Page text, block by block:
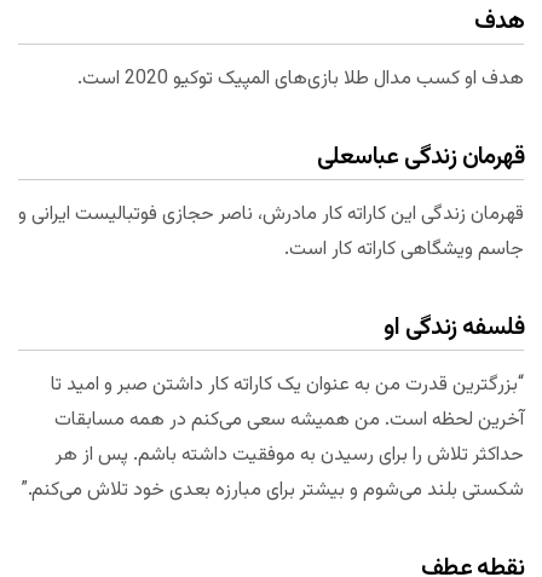
هدف
هدف او کسب مدال طلا بازی‌های المپیک توکیو 2020 است.
قهرمان زندگی عباسعلی
قهرمان زندگی این کاراته کار مادرش، ناصر حجازی فوتبالیست ایرانی و
جاسم ویشگاهی کاراته کار است.
فلسفه زندگی او
“بزرگترین قدرت من به عنوان یک کاراته کار داشتن صبر و امید تا
آخرین لحظه است. من همیشه سعی می‌کنم در همه مسابقات
حداکثر تلاش را برای رسیدن به موفقیت داشته باشم. پس از هر
شکستی بلند می‌شوم و بیشتر برای مبارزه بعدی خود تلاش می‌کنم.”
نقطه عطف